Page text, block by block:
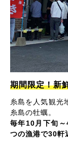
期間限定！新
糸島を人気観光
糸島の牡蠣。
毎年10月下旬
つの漁港で30軒